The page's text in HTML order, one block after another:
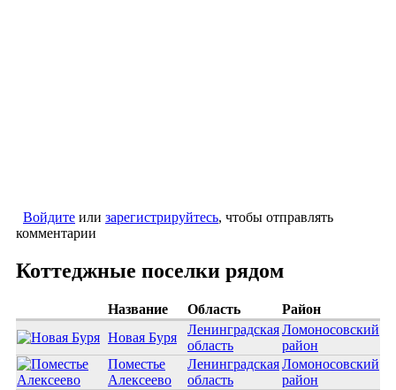
Войдите или зарегистрируйтесь, чтобы отправлять
комментарии
Коттеджные поселки рядом
Название Область
Район
Новая Буря
Ленинградская
область
Ломоносовский
район
Поместье
Алексеево
Ленинградская
область
Ломоносовский
район